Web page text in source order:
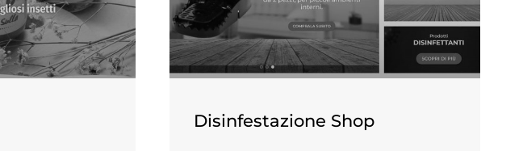
Disinfestazione Shop